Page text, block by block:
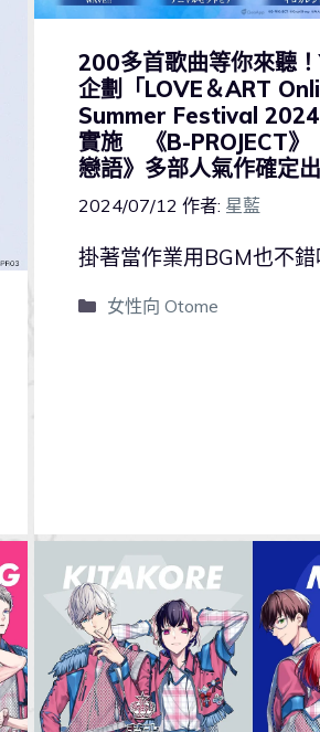
200多首歌曲等你來聽
企劃「LOVE＆ART
Summer Festival 2024
實施 《B-PROJECT》
戀語》多部人氣作確定出
2024/07/12 作者: 星藍
掛著當作業用BGM也不錯
女性向 Otome